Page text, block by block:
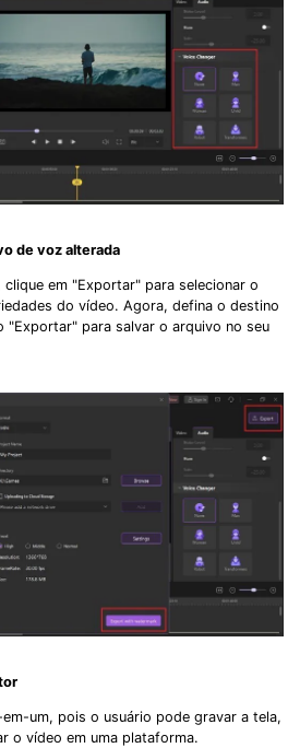
de voz alterada
em "Exportar" para selecionar o
do vídeo. Agora, defina o destino
"Exportar" para salvar o arquivo no seu
um, pois o usuário pode gravar a tela,
o vídeo em uma plataforma.